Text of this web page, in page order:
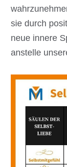
sie durch
neue innere
anstelle